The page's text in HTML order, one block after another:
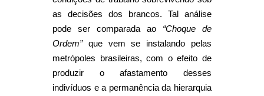
as decisões dos brancos. Tal análise
pode ser comparada ao “Choque de
Ordem”que vem se instalando pelas
metrópoles brasileiras, com o efeito de
produzir o afastamento desses
indivíduos e a permanência da hierarquia